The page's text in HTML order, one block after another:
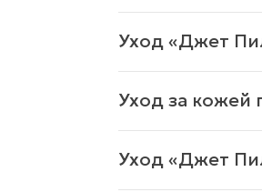
Уход «Джет
Уход за кожей
Уход «Джет